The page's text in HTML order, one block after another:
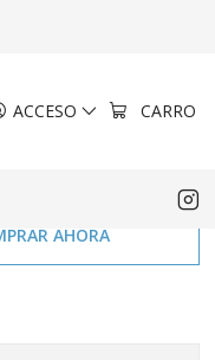
ACCESO CARRO
%
AHORA